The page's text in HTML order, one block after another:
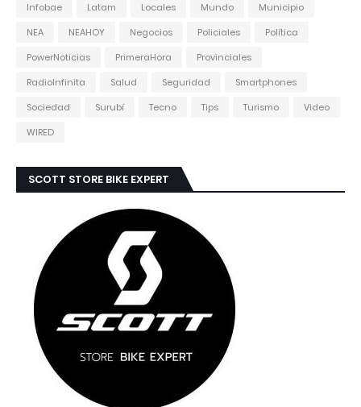
Infobae
Latam Locales Mundo
Municipio
NEA
NEAHOY Negocios Policiales
Política
PowerNoticias
PrimeraHora
Provinciales
RadioInfinita
Salud Seguridad
Smartphones
Sociedad
Surubí Tecno Tips Turismo
Video
WIRED
SCOTT STORE BIKE EXPERT